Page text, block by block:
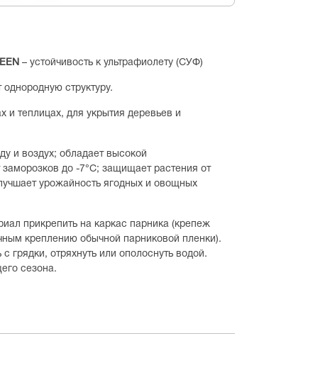
– устойчивость к ультрафиолету (СУФ)
структуру.
и теплицах, для укрытия деревьев и
и воздух; обладает высокой
до -7°С; защищает растения от
урожайность ягодных и овощных
прикрепить на каркас парника (крепеж
креплению обычной парниковой пленки).
грядки, отряхнуть или ополоснуть водой.
сезона.